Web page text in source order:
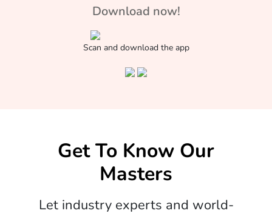
Download now!
Scan and download the app
Get To Know Our
Masters
Let industry experts and world-